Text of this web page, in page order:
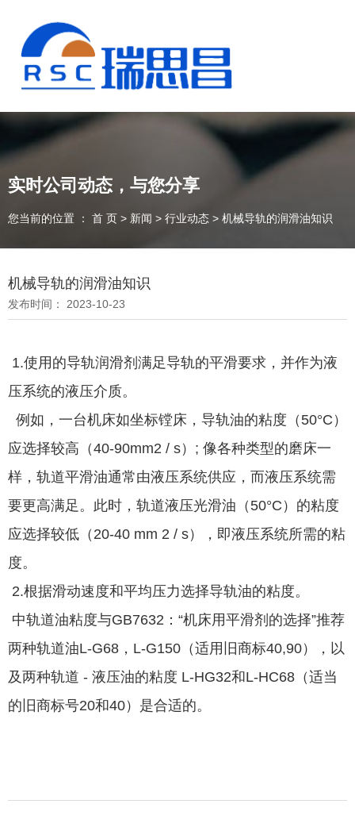
13925235098
实时公司动态，与您分享
您当前的位置 ： 首 页 > 新闻 > 行业动态 > 机械导轨的润滑油知识
机械导轨的润滑油知识
发布时间： 2023-10-23
1.使用的导轨润滑剂满足导轨的平滑要求，并作为液
压系统的液压介质。
例如，一台机床如坐标镗床，导轨油的粘度（50°C）
应选择较高（40-90mm2 / s）; 像各种类型的磨床一
样，轨道平滑油通常由液压系统供应，而液压系统需
要更高满足。此时，轨道液压光滑油（50°C）的粘度
应选择较低（20-40 mm 2 / s），即液压系统所需的粘
度。
2.根据滑动速度和平均压力选择导轨油的粘度。
中轨道油粘度与GB7632：“机床用平滑剂的选择”推荐
两种轨道油L-G68，L-G150（适用旧商标40,90），以
及两种轨道 - 液压油的粘度 L-HG32和L-HC68（适当
的旧商标号20和40）是合适的。